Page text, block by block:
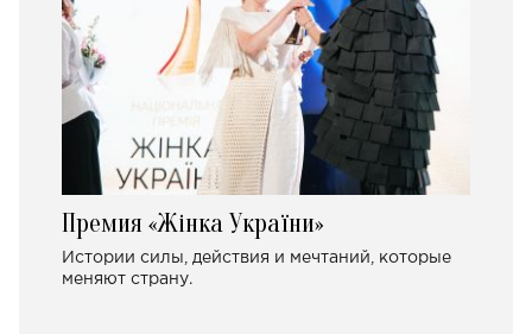
Премия «Жінка України»
Истории силы, действия и мечтаний, которые
меняют страну.